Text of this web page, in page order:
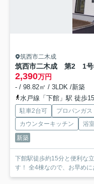
筑西市二木成
筑西市二木成 第2 1号
2,390万円
- / 98.82㎡ / 3LDK /新築
水戸線「下館」駅 徒歩
駐車2台可 プロパンガス
カウンターキッチン
浴
新築
下館駅徒歩約15分と便利な
す！ 全4棟なので、お早め